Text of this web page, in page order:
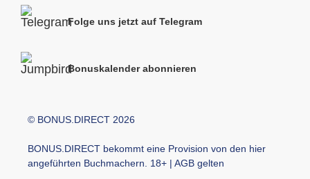
Folge uns jetzt auf Telegram
Bonuskalender abonnieren
© BONUS.DIRECT 2026
BONUS.DIRECT bekommt eine Provision von den hier
angeführten Buchmachern. 18+ | AGB gelten